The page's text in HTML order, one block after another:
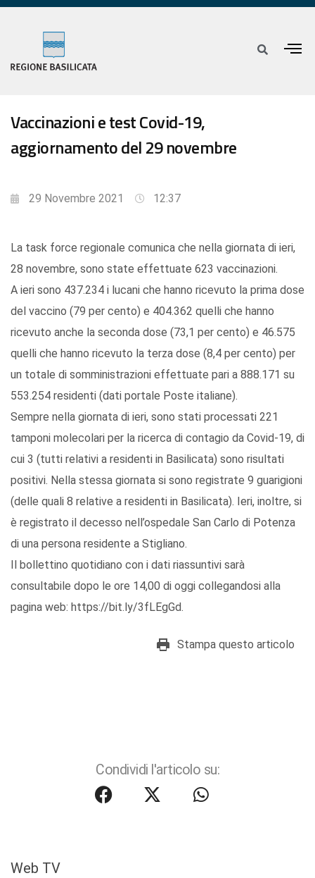
Vaccinazioni e test Covid-19,
aggiornamento del 29 novembre
29 Novembre 2021 12:37
La task force regionale comunica che nella giornata di ieri,
28 novembre, sono state effettuate 623 vaccinazioni.
A ieri sono 437.234 i lucani che hanno ricevuto la prima dose
del vaccino (79 per cento) e 404.362 quelli che hanno
ricevuto anche la seconda dose (73,1 per cento) e 46.575
quelli che hanno ricevuto la terza dose (8,4 per cento) per
un totale di somministrazioni effettuate pari a 888.171 su
553.254 residenti (dati portale Poste italiane).
Sempre nella giornata di ieri, sono stati processati 221
tamponi molecolari per la ricerca di contagio da Covid-19, di
cui 3 (tutti relativi a residenti in Basilicata) sono risultati
positivi. Nella stessa giornata si sono registrate 9 guarigioni
(delle quali 8 relative a residenti in Basilicata). Ieri, inoltre, si
è registrato il decesso nell’ospedale San Carlo di Potenza
di una persona residente a Stigliano.
Il bollettino quotidiano con i dati riassuntivi sarà
consultabile dopo le ore 14,00 di oggi collegandosi alla
pagina web: https://bit.ly/3fLEgGd.
Stampa questo articolo
Condividi l'articolo su:
Web TV